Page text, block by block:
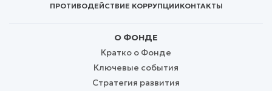
ПРОТИВОДЕЙСТВИЕ КОРРУПЦИИКОНТАКТЫ
О ФОНДЕ
Кратко о Фонде
Ключевые события
Стратегия развития